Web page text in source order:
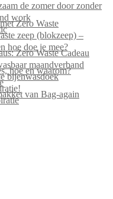
de zomer door zonder
work
Zero Waste
zeep (blokzeep) –
hoe doe je mee?
Zero Waste Cadeau
maandverband
hoe en waarom?
bijenwasdoek
van Bag-again